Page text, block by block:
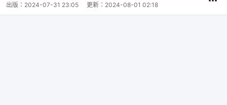
出版： 2024-07-31 23:05 更新： 2024-08-01 02:18